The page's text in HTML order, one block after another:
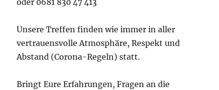
oder 0681 830 47 413
Unsere Treffen finden wie immer in aller
vertrauensvolle Atmosphäre, Respekt und
Abstand (Corona-Regeln) statt.
Bringt Eure Erfahrungen, Fragen an die